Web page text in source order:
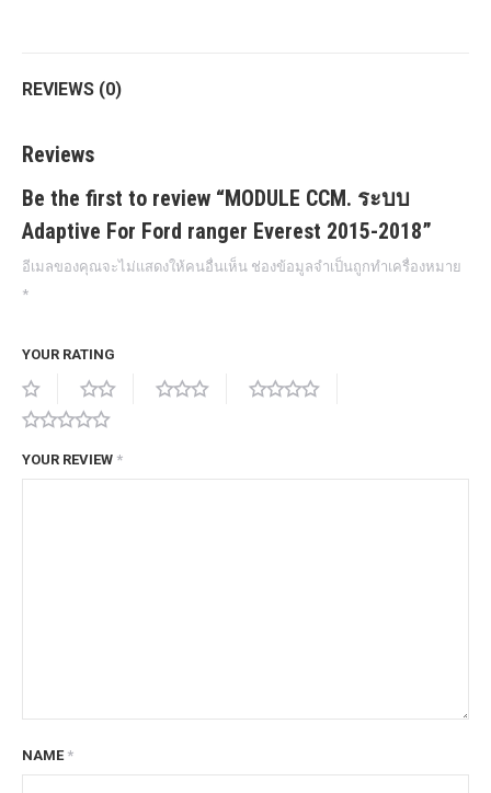
REVIEWS (0)
Reviews
Be the first to review “MODULE CCM. ระบบ
Adaptive For Ford ranger Everest 2015-2018”
อีเมลของคุณจะไม่แสดงให้คนอื่นเห็น ช่องข้อมูลจำเป็นถูกทำเครื่องหมาย
*
YOUR RATING
YOUR REVIEW *
NAME *